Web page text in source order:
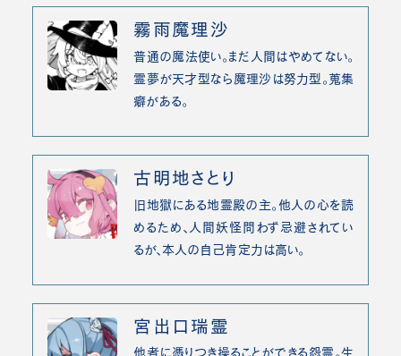
霧雨魔理沙
普通の魔法使い。まだ人間はやめてない。
霊夢が天才型なら魔理沙は努力型。蒐集
癖がある。
古明地さとり
旧地獄にある地霊殿の主。他人の心を読
めるため、人間妖怪問わず忌避されてい
るが、本人の自己肯定力は高い。
宮出口瑞霊
他者に憑りつき操ることができる怨霊。生